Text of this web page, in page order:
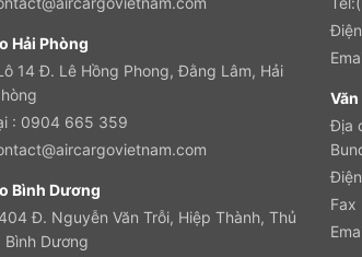
Hải Phòng
14 Đ. Lê Hồng Phong, Đằng Lâm, Hải
: 0904 665 359
Bình Dương
404 Đ. Nguyễn Văn Trỗi, Hiệp Thành, Thủ
Bình Dương
Địa